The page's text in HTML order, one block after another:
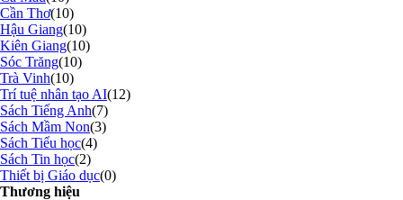
Cần Thơ(10)
Hậu Giang(10)
Kiên Giang(10)
Sóc Trăng(10)
Trà Vinh(10)
Trí tuệ nhân tạo AI(12)
Sách Tiếng Anh(7)
Sách Mầm Non(3)
Sách Tiểu học(4)
Sách Tin học(2)
Thiết bị Giáo dục(0)
Thương hiệu